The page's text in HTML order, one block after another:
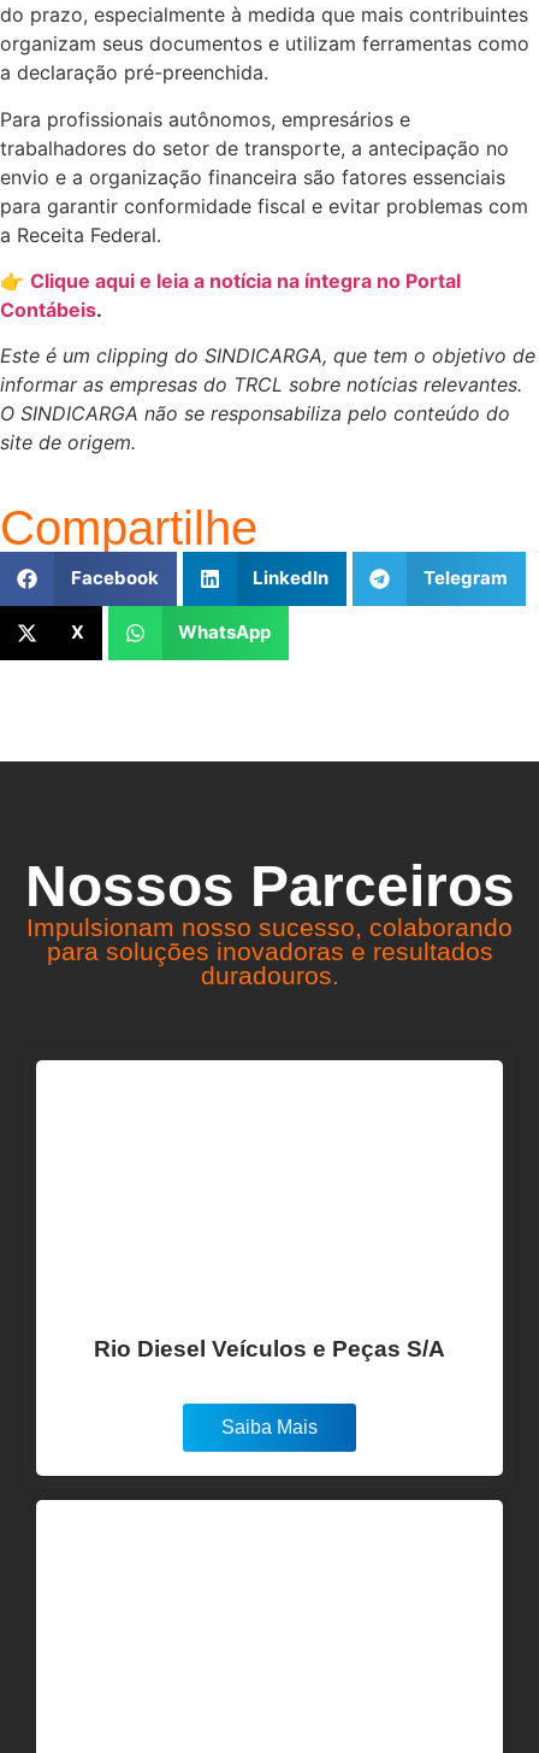
do prazo, especialmente à medida que mais contribuintes
organizam seus documentos e utilizam ferramentas como
a declaração pré-preenchida.
Para profissionais autônomos, empresários e
trabalhadores do setor de transporte, a antecipação no
envio e a organização financeira são fatores essenciais
para garantir conformidade fiscal e evitar problemas com
a Receita Federal.
👉 Clique aqui e leia a notícia na íntegra no Portal
Contábeis.
Este é um clipping do SINDICARGA, que tem o objetivo de
informar as empresas do TRCL sobre notícias relevantes.
O SINDICARGA não se responsabiliza pelo conteúdo do
site de origem.
Compartilhe
Facebook LinkedIn Telegram
X WhatsApp
Nossos Parceiros
Impulsionam nosso sucesso, colaborando
para soluções inovadoras e resultados
duradouros.
Rio Diesel Veículos e Peças S/A
Saiba Mais